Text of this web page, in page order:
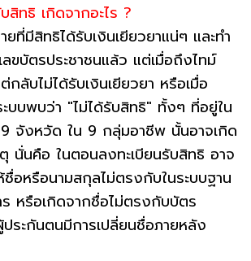
สิทธิ เกิดจากอะไร ?
ที่มีสิทธิได้รับเงินเยียวยาแน่ๆ และทำ
ขบัตรประชาชนแล้ว แต่เมื่อถึงไทม์
กลับไม่ได้รับเงินเยียวยา หรือเมื่อ
ะบบพบว่า "ไม่ได้รับสิทธิ" ทั้งๆ ที่อยู่ใน
จังหวัด ใน 9 กลุ่มอาชีพ นั้นอาจเกิด
นั่นคือ ในตอนลงทะเบียนรับสิทธิ อาจ
อหรือนามสกุลไม่ตรงกับในระบบฐาน
หรือเกิดจากชื่อไม่ตรงกับบัตร
ประกันตนมีการเปลี่ยนชื่อภายหลัง